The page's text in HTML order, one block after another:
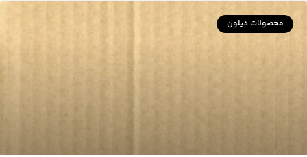
محصولات دیلون